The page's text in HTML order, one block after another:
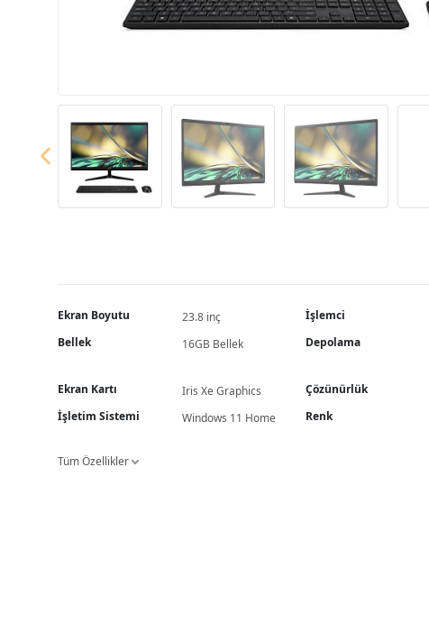
Ekran Boyutu 23.8 inç İşlemci
Bellek
16GB Bellek Depolama
Ekran Kartı
Iris Xe Graphics Çözünürlük
İşletim Sistemi
Windows 11 Home Renk
Tüm Özellikler